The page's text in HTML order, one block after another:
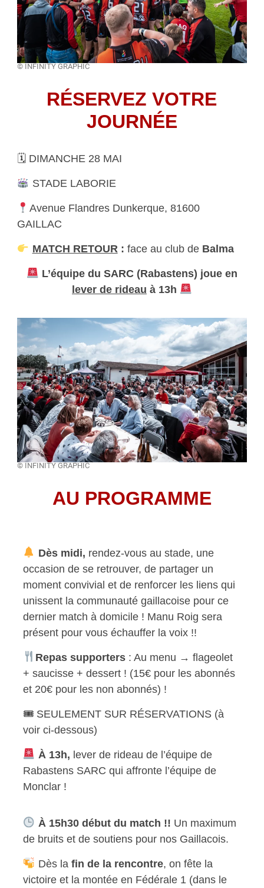
© INFINITY GRAPHIC
RÉSERVEZ VOTRE
JOURNÉE
🗓 DIMANCHE 28 MAI
STADE LABORIE
Avenue Flandres Dunkerque, 81600
GAILLAC
MATCH RETOUR: face au club de Balma
L’équipe du SARC (Rabastens) joue en
lever de rideau à 13h
© INFINITY GRAPHIC
AU PROGRAMME
Dès midi, rendez-vous au stade, une
occasion de se retrouver, de partager un
moment convivial et de renforcer les liens qui
unissent la communauté gaillacoise pour ce
dernier match à domicile ! Manu Roig sera
présent pour vous échauffer la voix !!
Repas supporters: Au menu → flageolet
+ saucisse + dessert ! (15€ pour les abonnés
et 20€ pour les non abonnés) !
🎟 SEULEMENT SUR RÉSERVATIONS (à
voir ci-dessous)
À 13h, lever de rideau de l’équipe de
Rabastens SARC qui affronte l’équipe de
Monclar !
À 15h30 début du match !! Un maximum
de bruits et de soutiens pour nos Gaillacois.
Dès la fin de la rencontre, on fête la
victoire et la montée en Fédérale 1 (dans le